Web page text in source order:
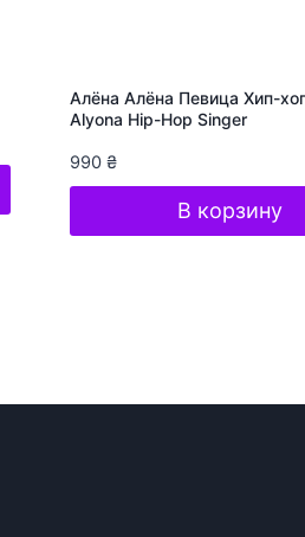
Алёна Алёна Певица Хип-
Alyona Hip-Hop Singer
990 ₴
В корзину